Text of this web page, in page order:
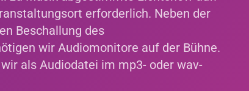
erforderlich. Neben der
Beschallung des
wir Audiomonitore auf der Bühne.
als Audiodatei im mp3- oder wav-